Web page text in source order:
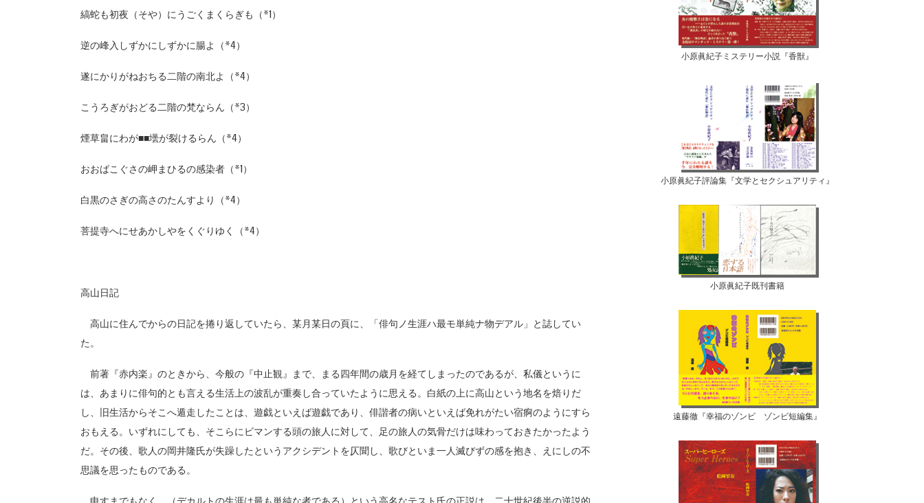
縞蛇も初夜（そや）にうごくまくらぎも（*1）
逆の峰入しずかにしずかに腸よ（*4）
遂にかりがねおちる二階の南北よ（*4）
こうろぎがおどる二階の梵ならん（*3）
煙草畠にわが■■壜が裂けるらん（*4）
おおばこぐさの岬まひるの感染者（*1）
白黒のさぎの高さのたんすより（*4）
菩提寺へにせあかしやをくぐりゆく（*4）
高山日記
高山に住んでからの日記を捲り返していたら、某月某日の頁に、「俳句ノ生涯ハ最モ単純ナ物デアル」と誌してい
た。
前著『赤内楽』のときから、今般の『中止観』まで、まる四年間の歳月を経てしまったのであるが、私儀というに
は、あまりに俳句的とも言える生活上の波乱が重奏し合っていたように思える。白紙の上に高山という地名を焙りだ
し、旧生活からそこへ遁走したことは、遊戯といえば遊戯であり、俳諧者の病いといえば免れがたい宿痾のようにすら
おもえる。いずれにしても、そこらにビマンする頭の旅人に対して、足の旅人の気骨だけは味わっておきたかったよう
だ。その後、歌人の岡井隆氏が失躁したというアクシデントを仄聞し、歌びといま一人滅びずの感を抱き、えにしの不
思議を思ったものである。
小原眞紀子ミステリー小説『香獣』
小原眞紀子評論集『文学とセクシュアリティ』
小原眞紀子既刊書籍
遠藤徹『幸福のゾンビ ゾンビ短編集』